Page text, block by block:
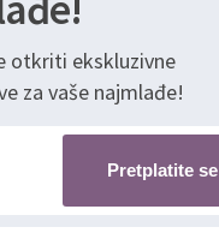
otkriti ekskluzivne
za vaše najmlađe!
Pretplatite se